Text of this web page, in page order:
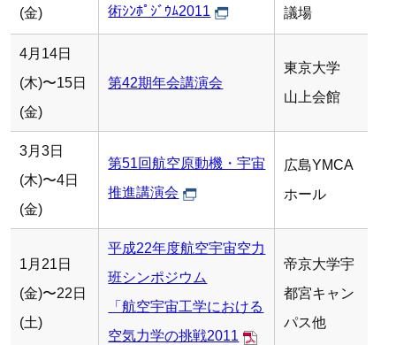
(金)
術ｼﾝﾎﾟｼﾞｳﾑ2011
議場
4月14日
(木)〜15日
(金)
第42期年会講演会
東京大学
山上会館
3月3日
(木)〜4日
(金)
第51回航空原動機・宇宙
推進講演会
広島YMCA
ホール
1月21日
(金)〜22日
(土)
平成22年度航空宇宙空力
班シンポジウム
「航空宇宙工学における
空気力学の挑戦2011
帝京大学宇
都宮キャン
パス他